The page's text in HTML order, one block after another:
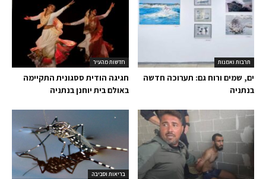
חדשות מהעיר
חגיגה הודית ססגונית התקיימה
באולם בית יוחנן בנתניה
תרבות ואמנות
ים, שמים ורוח גם: תערוכה חדשה
בנתניה
בריאות וסביבה